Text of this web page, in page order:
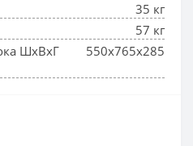
35 кг
57 кг
ШхВхГ
550x765x285